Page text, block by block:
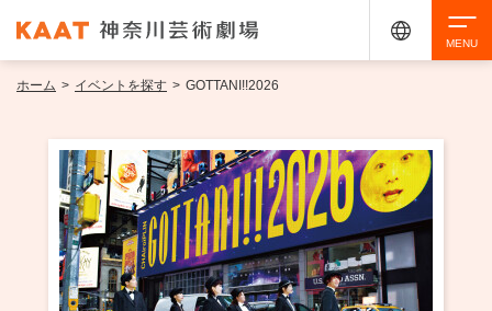
イベントを探す
アクセシビリティ チケット購入 交通案内
ホーム > イベントを探す > GOTTANI!!2026